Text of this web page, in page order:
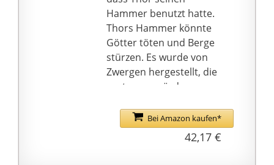
Hammer benutzt hatte.
Thors Hammer könnte
Götter töten und Berge
stürzen. Es wurde von
Zwergen hergestellt, die
sagten, es würde
immer zu Thor
zurückkehren, wenn er
es warf. Mjolnir könnte
Bei Amazon kaufen*
42,17 €